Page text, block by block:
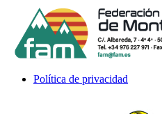
Política de privacidad